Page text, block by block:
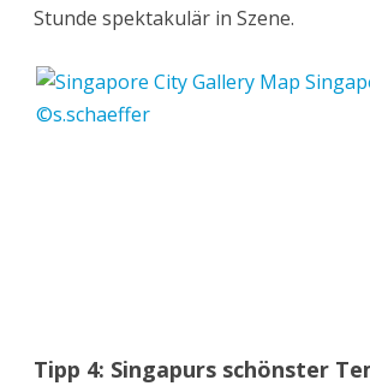
Stunde spektakulär in Szene.
Tipp 4: Singapurs schönster